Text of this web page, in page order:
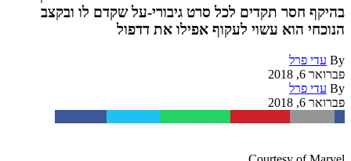
בהיקף חסר תקדים לכל סרט גיבורי-על שקדם לו ובקצב
הנוכחי הוא עשוי לעקוף אפילו את דדפול
By עדי פרל
פברואר 6, 2018
By עדי פרל
פברואר 6, 2018